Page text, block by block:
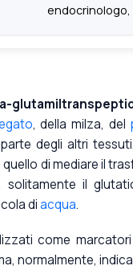
, della milza, del
degli altri
di mediare il
il
diacqua.
come
normalmente,